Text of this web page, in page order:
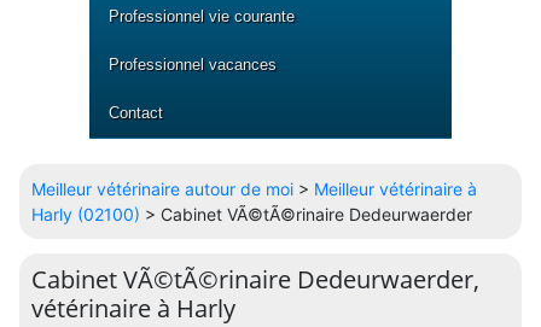
Professionnel vie courante
Professionnel vacances
Contact
Meilleur vétérinaire autour de moi > Meilleur vétérinaire à
Harly (02100) > Cabinet VÃ©tÃ©rinaire Dedeurwaerder
Cabinet VÃ©tÃ©rinaire Dedeurwaerder,
vétérinaire à Harly